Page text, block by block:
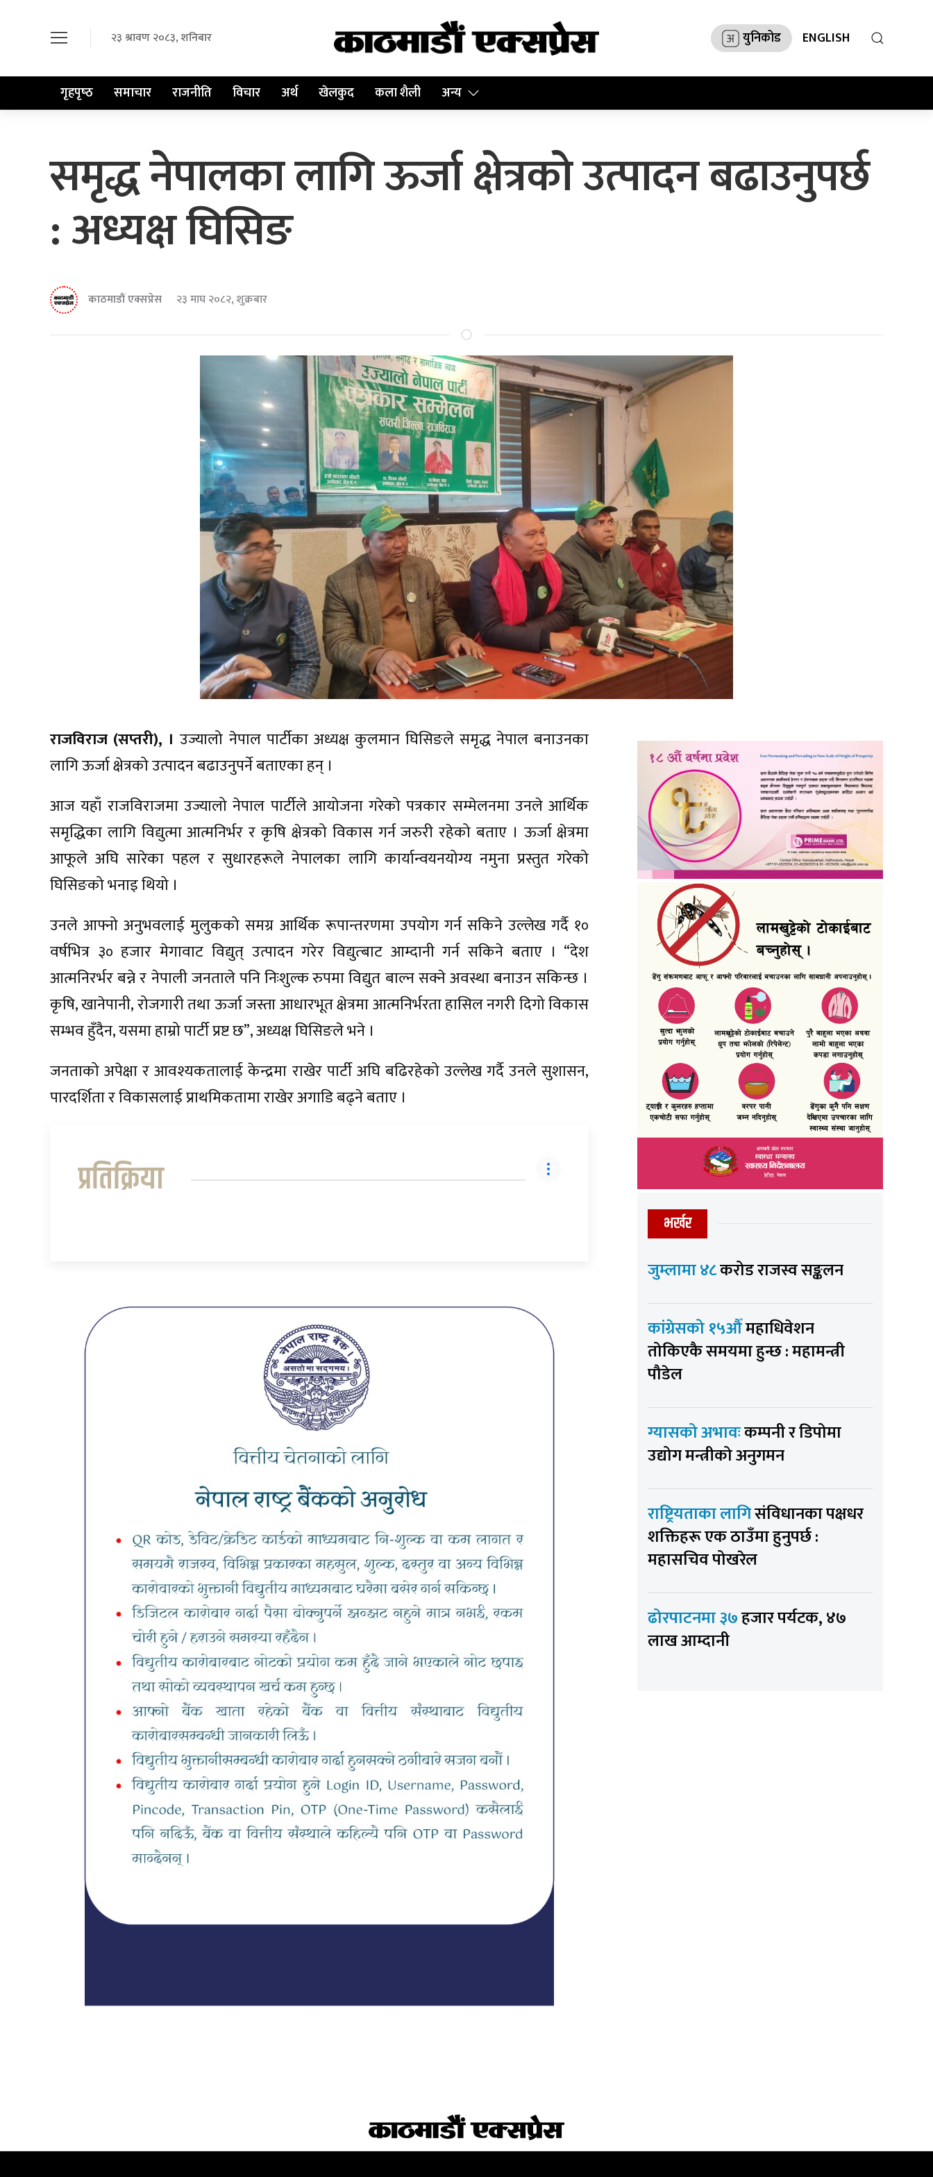
२३ श्रावण २०८३, शनिबार युनिकोड ENGLISH
गृहपृष्‍ठ समाचार राजनीति विचार अर्थ खेलकुद कला शैली अन्य
समृद्ध नेपालका लागि ऊर्जा क्षेत्रको उत्पादन बढाउनुपर्छ
: अध्यक्ष घिसिङ
काठमाडौं एक्सप्रेस २३ माघ २०८२, शुक्रबार
राजविराज (सप्तरी), । उज्यालो नेपाल पार्टीका अध्यक्ष कुलमान घिसिङले समृद्ध नेपाल बनाउनका
लागि ऊर्जा क्षेत्रको उत्पादन बढाउनुपर्ने बताएका हन् ।
आज यहाँ राजविराजमा उज्यालो नेपाल पार्टीले आयोजना गरेको पत्रकार सम्मेलनमा उनले आर्थिक
समृद्धिका लागि विद्युत्मा आत्मनिर्भर र कृषि क्षेत्रको विकास गर्न जरुरी रहेको बताए । ऊर्जा क्षेत्रमा
आफूले अघि सारेका पहल र सुधारहरूले नेपालका लागि कार्यान्वयनयोग्य नमुना प्रस्तुत गरेको
घिसिङको भनाइ थियो ।
उनले आफ्नो अनुभवलाई मुलुकको समग्र आर्थिक रूपान्तरणमा उपयोग गर्न सकिने उल्लेख गर्दै १०
वर्षभित्र ३० हजार मेगावाट विद्युत् उत्पादन गरेर विद्युत्बाट आम्दानी गर्न सकिने बताए । “देश
आत्मनिरर्भर बन्ने र नेपाली जनताले पनि निःशुल्क रुपमा विद्युत बाल्न सक्ने अवस्था बनाउन सकिन्छ ।
कृषि, खानेपानी, रोजगारी तथा ऊर्जा जस्ता आधारभूत क्षेत्रमा आत्मनिर्भरता हासिल नगरी दिगो विकास
सम्भव हुँदैन, यसमा हाम्रो पार्टी प्रष्ट छ”, अध्यक्ष घिसिङले भने ।
जनताको अपेक्षा र आवश्यकतालाई केन्द्रमा राखेर पार्टी अघि बढिरहेको उल्लेख गर्दै उनले सुशासन,
पारदर्शिता र विकासलाई प्राथमिकतामा राखेर अगाडि बढ्ने बताए ।
प्रतिक्रिया
भर्खर
जुम्लामा ४८करोड राजस्व सङ्कलन
कांग्रेसको १५औँमहाधिवेशन
तोकिएकै समयमा हुन्छ : महामन्त्री
पौडेल
ग्यासको अभावःकम्पनी र डिपोमा
उद्योग मन्त्रीको अनुगमन
राष्ट्रियताका लागिसंविधानका पक्षधर
शक्तिहरू एक ठाउँमा हुनुपर्छ :
महासचिव पोखरेल
ढोरपाटनमा ३७हजार पर्यटक, ४७
लाख आम्दानी